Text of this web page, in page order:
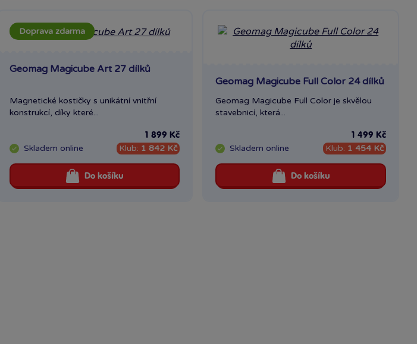
Doprava zdarma
Geomag Magicube Art 27 dílků
Magnetické kostičky s unikátní vnitřní
konstrukcí, díky které...
Skladem online
1 899 Kč
Klub: 1 842 Kč
Do košíku
Geomag Magicube Full Color 24 dílků
Geomag Magicube Full Color je skvělou
stavebnicí, která...
Skladem online
1 499 Kč
Klub: 1 454 Kč
Do košíku